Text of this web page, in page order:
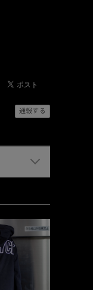
通報する